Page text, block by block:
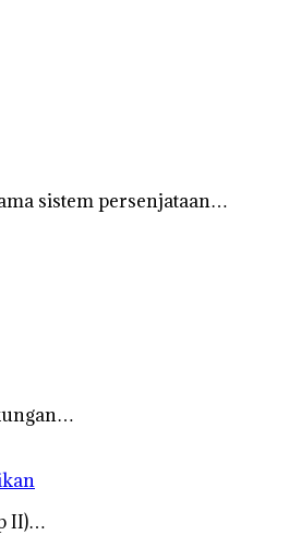
sistem persenjataan…
II)…